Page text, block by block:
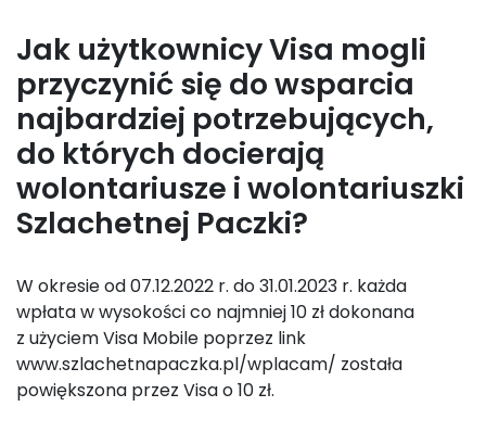
Jak użytkownicy Visa mogli
przyczynić się do wsparcia
najbardziej potrzebujących,
do których docierają
wolontariusze i wolontariuszki
Szlachetnej Paczki?
W okresie od 07.12.2022 r. do 31.01.2023 r. każda
wpłata w wysokości co najmniej 10 zł dokonana
z użyciem Visa Mobile poprzez link
www.szlachetnapaczka.pl/wplacam/ została
powiększona przez Visa o 10 zł.